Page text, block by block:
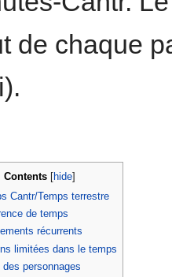
de chaque
Contents [hide]
Cantr/Temps terrestre
de temps
récurrents
limitées dans le temps
des personnages